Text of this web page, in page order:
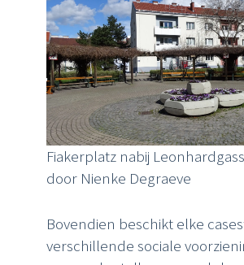
Fiakerplatz nabij
door Nienke Degraeve
Bovendien beschikt elke
verschillende sociale